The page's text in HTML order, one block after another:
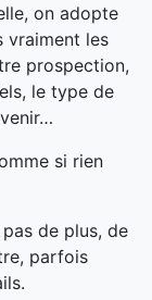
on adopte
vraiment les
prospection,
le type de
si rien
de plus, de
parfois